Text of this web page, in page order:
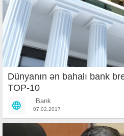
Dünyanın ən bahalı bank
TOP-10
Bank
07.02.2017